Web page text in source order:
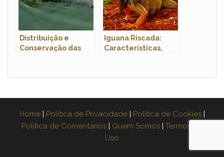
Distribuição e
Conservação das
Iguana Riscada:
Características,
Home Política de Privacidade Política de Cookies
Política de Comentários
Quem Somos
Termos de
Uso